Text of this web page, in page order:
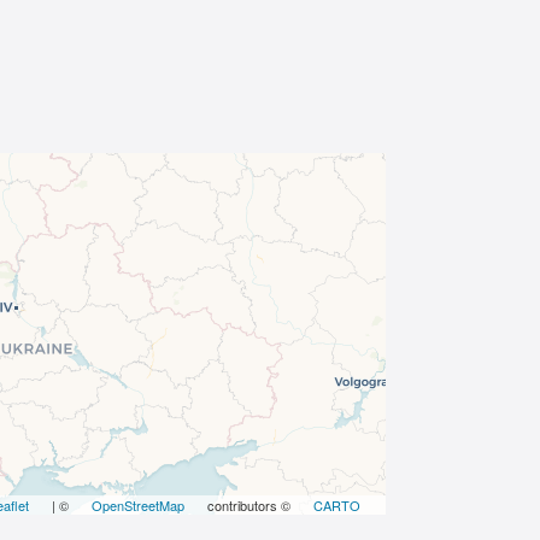
| © OpenStreetMap contributors © CARTO